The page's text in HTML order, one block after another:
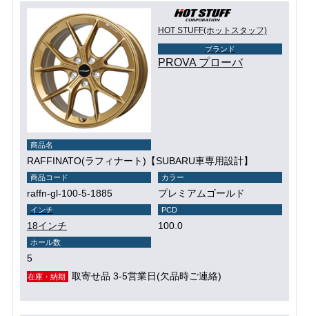
HOT STUFF(ホットスタッフ)
ブランド
PROVA プローバ
商品名
RAFFINATO(ラフィナート)【SUBARU車専用設計】
商品コード
raffn-gl-100-5-1885
カラー
プレミアムゴールド
インチ
18インチ
PCD
100.0
ホール数
5
在庫・納期 取寄せ品 3-5営業日(欠品時ご連絡)